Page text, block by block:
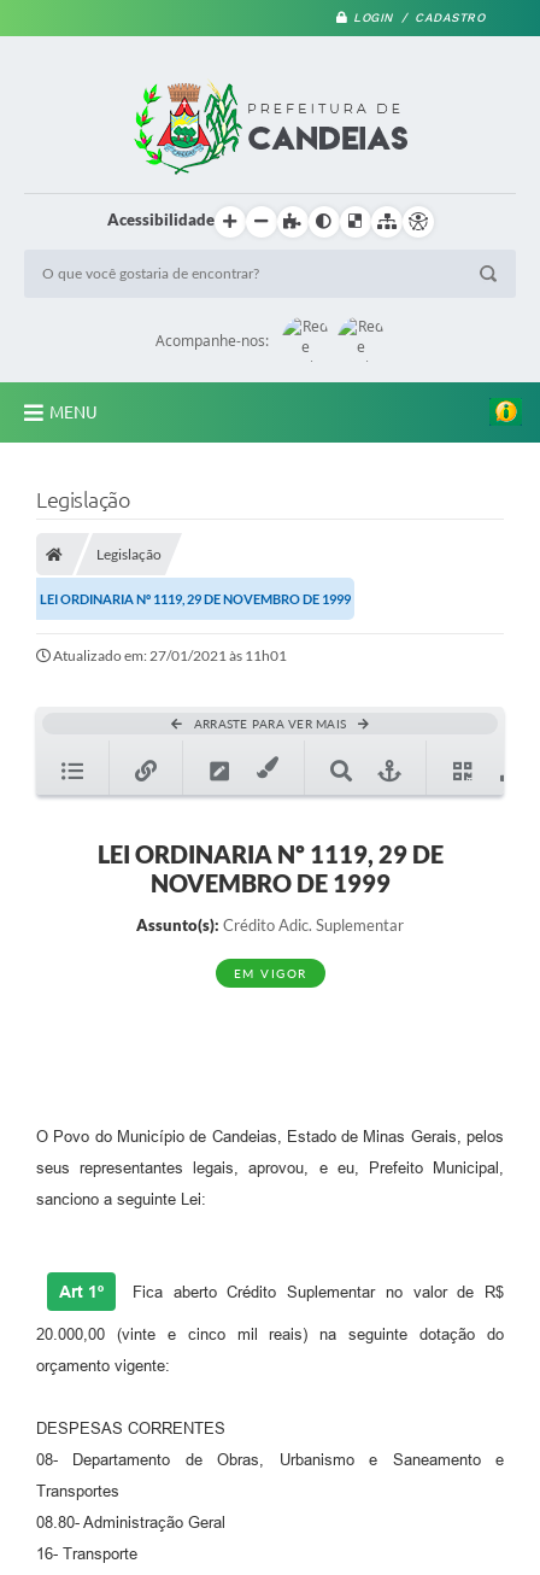
LOGIN / CADASTRO
Acessibilidade
Acompanhe-nos:
MENU
A Prefeitura
Diário Oficial
TRANSPARÊNCIA
Contato
Iluminação Pública
Conselhos Municipais
Canal da Ouvidoria
Vigilância em Saúde
Creche Municipal
Farmácia Municipal
Orientações COVID-19
Legislação
Legislação
LEI ORDINARIA Nº 1119, 29 DE NOVEMBRO DE 1999
Atualizado em: 27/01/2021 às 11h01
ARRASTE PARA VER MAIS
LEI ORDINARIA Nº 1119, 29 DE
NOVEMBRO DE 1999
Assunto(s): Crédito Adic. Suplementar
EM VIGOR
O Povo do Município de Candeias, Estado de Minas Gerais, pelos
seus representantes legais, aprovou, e eu, Prefeito Municipal,
sanciono a seguinte Lei:
Art 1º Fica aberto Crédito Suplementar no valor de R$
20.000,00 (vinte e cinco mil reais) na seguinte dotação do
orçamento vigente:
DESPESAS CORRENTES
08- Departamento de Obras, Urbanismo e Saneamento e
Transportes
08.80- Administração Geral
16- Transporte